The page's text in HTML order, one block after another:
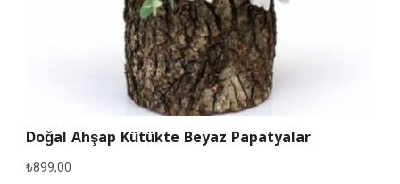
Doğal Ahşap Kütükte Beyaz Papatyalar
₺899,00